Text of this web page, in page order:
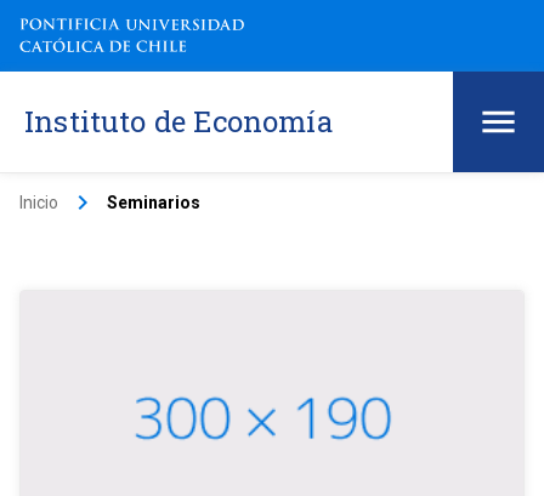
Instituto de Economía
Inicio keyboard_arrow_right Seminarios